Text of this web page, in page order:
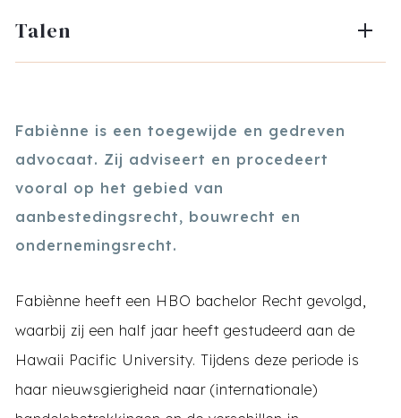
Fabiènne is een toegewijde en gedreven
advocaat. Zij adviseert en procedeert
vooral op het gebied van
aanbestedingsrecht, bouwrecht en
ondernemingsrecht.
Fabiènne heeft een HBO bachelor Recht gevolgd,
waarbij zij een half jaar heeft gestudeerd aan de
Hawaii Pacific University. Tijdens deze periode is
haar nieuwsgierigheid naar (internationale)
Talen